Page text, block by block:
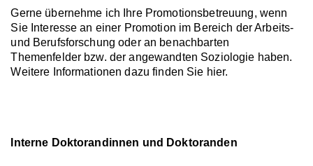
Gerne übernehme ich Ihre Promotionsbetreuung, wenn
Sie Interesse an einer Promotion im Bereich der Arbeits-
und Berufsforschung oder an benachbarten
Themenfelder bzw. der angewandten Soziologie haben.
Weitere Informationen dazu finden Sie hier.
Interne Doktorandinnen und Doktoranden